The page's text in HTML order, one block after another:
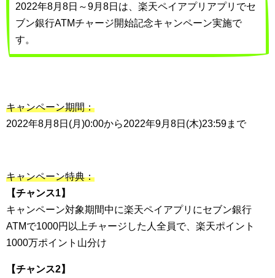
2022年8月8日～9月8日は、楽天ペイアプリアプリでセ
ブン銀行ATMチャージ開始記念キャンペーン実施で
す。
キャンペーン期間：
2022年8月8日(月)0:00から2022年9月8日(木)23:59まで
キャンペーン特典：
【チャンス1】
キャンペーン対象期間中に楽天ペイアプリにセブン銀行
ATMで1000円以上チャージした人全員で、楽天ポイント
1000万ポイント山分け
【チャンス2】